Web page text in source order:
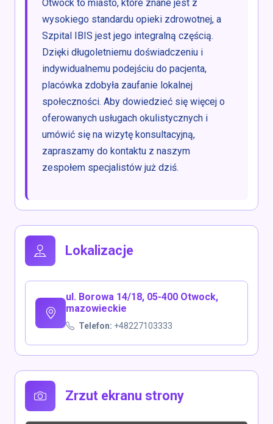
Otwock to miasto, które znane jest z
wysokiego standardu opieki zdrowotnej, a
Szpital IBIS jest jego integralną częścią.
Dzięki długoletniemu doświadczeniu i
indywidualnemu podejściu do pacjenta,
placówka zdobyła zaufanie lokalnej
społeczności. Aby dowiedzieć się więcej o
oferowanych usługach okulistycznych i
umówić się na wizytę konsultacyjną,
zapraszamy do kontaktu z naszym
zespołem specjalistów już dziś.
Lokalizacje
ul. Borowa 14/18, 05-400 Otwock,
mazowieckie
Telefon: +48227103333
Zrzut ekranu strony